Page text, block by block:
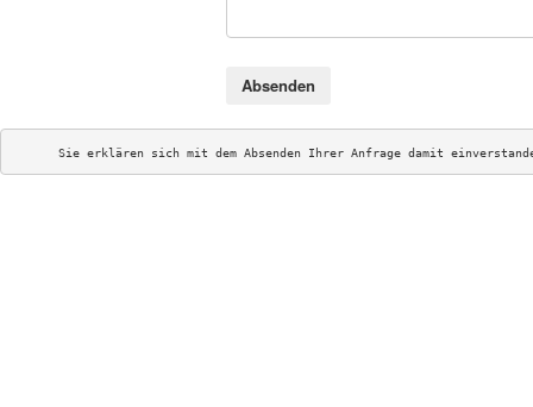
Absenden
Sie erklären sich mit dem Absenden Ihrer Anfrage damit